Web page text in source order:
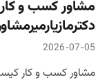
مشاور کسب و
2026-07-05
مشاور کسب و کار